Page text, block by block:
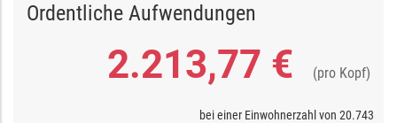
Ordentliche Aufwendungen
2.213,77 € (pro Kopf)
bei einer Einwohnerzahl von 20.743